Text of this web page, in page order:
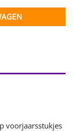
voorjaarsstukjes